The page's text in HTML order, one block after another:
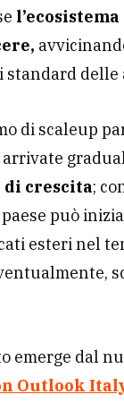
standard delle
di scaleup
di crescita;
può
esteri nel
emerge dal
Outlook